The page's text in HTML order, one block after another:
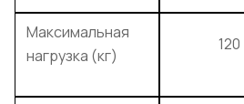
Максимальная
нагрузка (кг)
120